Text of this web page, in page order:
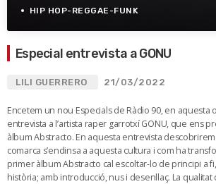
HIP HOP-REGGAE-FUNK
Especial entrevista a GONU
LILI GUERRERO 21/03/2022
Encetem un nou Especials de Ràdio 90, en aquesta
entrevista a l’artista raper garrotxí GONU, que ens
àlbum Abstracto. En aquesta entrevista
comarca s’endinsa a aquesta cultura i com ha
primer àlbum Abstracto cal escoltar-lo de principi a
història; amb introducció, nus i desenllaç. La qualitat